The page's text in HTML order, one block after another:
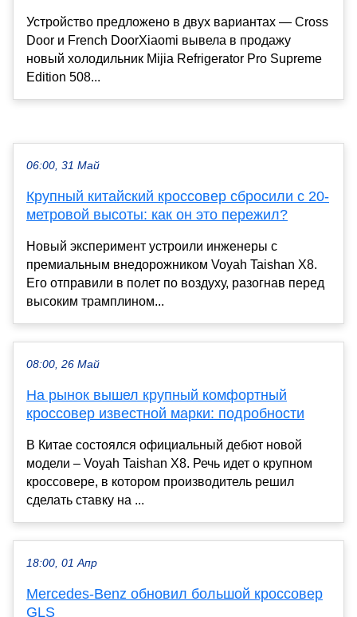
Устройство предложено в двух вариантах — Cross
Door и French DoorXiaomi вывела в продажу
новый холодильник Mijia Refrigerator Pro Supreme
Edition 508...
06:00, 31 Май
Крупный китайский кроссовер сбросили с 20-
метровой высоты: как он это пережил?
Новый эксперимент устроили инженеры с
премиальным внедорожником Voyah Taishan X8.
Его отправили в полет по воздуху, разогнав перед
высоким трамплином...
08:00, 26 Май
На рынок вышел крупный комфортный
кроссовер известной марки: подробности
В Китае состоялся официальный дебют новой
модели – Voyah Taishan X8. Речь идет о крупном
кроссовере, в котором производитель решил
сделать ставку на ...
18:00, 01 Апр
Mercedes-Benz обновил большой кроссовер
GLS